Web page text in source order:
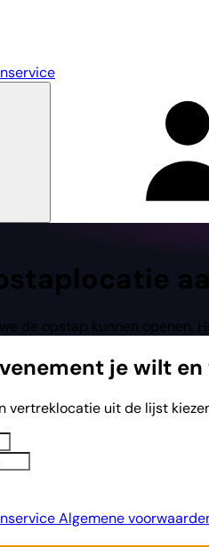
de opstap kunnen
je wilt en
vertreklocatie uit de lijst
Algemene